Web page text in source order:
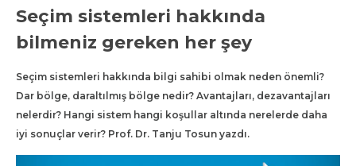
Seçim sistemleri hakkında
bilmeniz gereken her şey
Seçim sistemleri hakkında bilgi sahibi olmak neden önemli?
Dar bölge, daraltılmış bölge nedir? Avantajları, dezavantajları
nelerdir? Hangi sistem hangi koşullar altında nerelerde daha
iyi sonuçlar verir? Prof. Dr. Tanju Tosun yazdı.